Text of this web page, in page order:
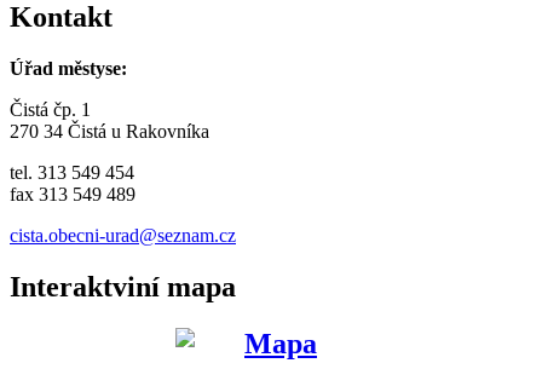
Kontakt
Úřad městyse:
Čistá čp. 1
270 34 Čistá u Rakovníka
tel. 313 549 454
fax 313 549 489
cista.obecni-urad@seznam.cz
Interaktviní mapa